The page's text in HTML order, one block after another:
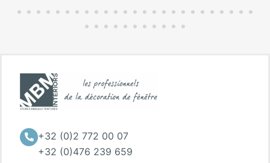
+32 (0)2 772 00 07
+32 (0)476 239 659